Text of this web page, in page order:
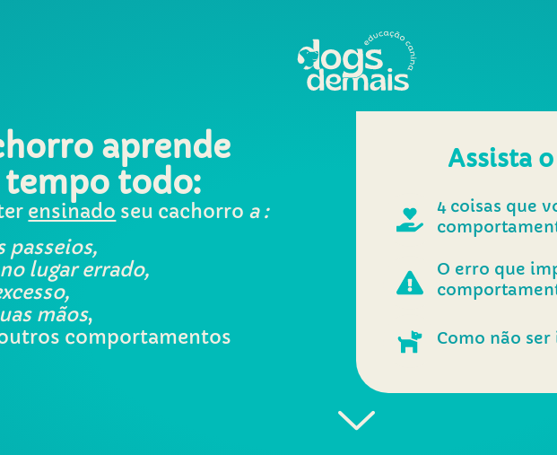
ensinado seu cachorro a :
passeios,
lugar errado,
mãos,
comportamentos
aprende
tempo todo:
Assista
4 coisas que
O erro que
Como não